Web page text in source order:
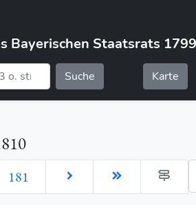
Bayerischen Staatsrats
Suche Karte
181